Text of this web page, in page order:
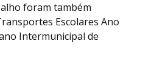
foram também
Escolares Ano
Intermunicipal de